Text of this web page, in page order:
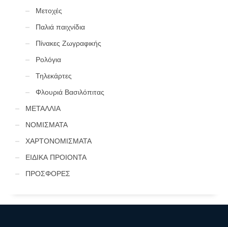
Μετοχές
Παλιά παιχνίδια
Πίνακες Ζωγραφικής
Ρολόγια
Τηλεκάρτες
Φλουριά Βασιλόπιτας
ΜΕΤΑΛΛΙΑ
ΝΟΜΙΣΜΑΤΑ
ΧΑΡΤΟΝΟΜΙΣΜΑΤΑ
ΕΙΔΙΚΑ ΠΡΟΙΟΝΤΑ
ΠΡΟΣΦΟΡΕΣ